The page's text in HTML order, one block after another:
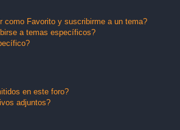
como Favorito y suscribirme a un tema?
a temas específicos?
en este foro?
adjuntos?